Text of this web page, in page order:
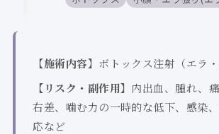
【施術内容】 ボトックス注射（エラ・
【リスク・副作用】 内出血、腫れ、
右差、噛む力の一時的な低下、感染
応など